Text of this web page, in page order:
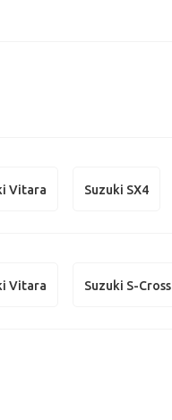
Vitara Suzuki SX4
Vitara Suzuki S-Cross